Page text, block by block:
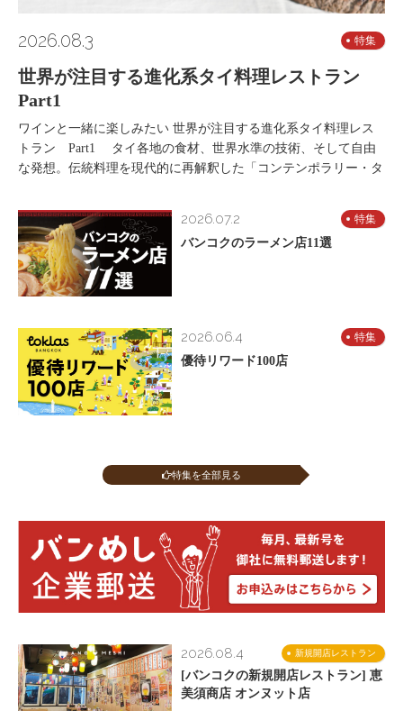
2026.08.3 特集
世界が注目する進化系タイ料理レストラン
Part1
ワインと一緒に楽しみたい 世界が注目する進化系タイ料理レス
トラン Part1 タイ各地の食材、世界水準の技術、そして自由
な発想。伝統料理を現代的に再解釈した「コンテンポラリー・タ
2026.07.2 特集
バンコクのラーメン店11選
2026.06.4 特集
優待リワード100店
特集を全部見る
新規開店レストラン
2026.08.4
[バンコクの新規開店レストラン] 恵
美須商店 オンヌット店